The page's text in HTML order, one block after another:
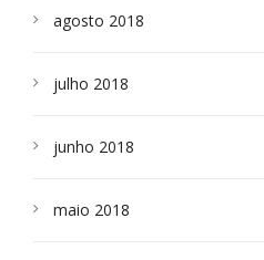
agosto 2018
julho 2018
junho 2018
maio 2018